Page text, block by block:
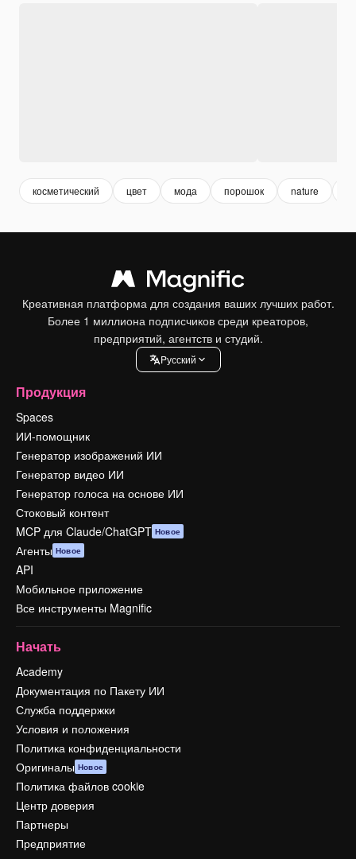
косметический цвет мода порошок nature
Креативная платформа для создания ваших лучших работ.
Более 1 миллиона подписчиков среди креаторов,
предприятий, агентств и студий.
Pусский
Продукция
Spaces
ИИ-помощник
Генератор изображений ИИ
Генератор видео ИИ
Генератор голоса на основе ИИ
Стоковый контент
MCP для Claude/ChatGPT Новое
Агенты Новое
API
Мобильное приложение
Все инструменты Magnific
Начать
Academy
Документация по Пакету ИИ
Служба поддержки
Условия и положения
Политика конфиденциальности
Оригиналы Новое
Политика файлов cookie
Центр доверия
Партнеры
Предприятие